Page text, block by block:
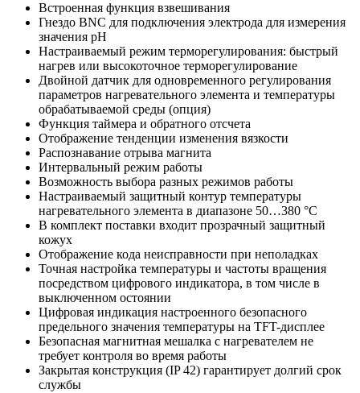
Встроенная функция взвешивания
Гнездо BNC для подключения электрода для измерения
значения pH
Настраиваемый режим терморегулирования: быстрый
нагрев или высокоточное терморегулирование
Двойной датчик для одновременного регулирования
параметров нагревательного элемента и температуры
обрабатываемой среды (опция)
Функция таймера и обратного отсчета
Отображение тенденции изменения вязкости
Распознавание отрыва магнита
Интервальный режим работы
Возможность выбора разных режимов работы
Настраиваемый защитный контур температуры
нагревательного элемента в диапазоне 50…380 °C
В комплект поставки входит прозрачный защитный
кожух
Отображение кода неисправности при неполадках
Точная настройка температуры и частоты вращения
посредством цифрового индикатора, в том числе в
выключенном остоянии
Цифровая индикация настроенного безопасного
предельного значения температуры на TFT-дисплее
Безопасная магнитная мешалка с нагревателем не
требует контроля во время работы
Закрытая конструкция (IP 42) гарантирует долгий срок
службы